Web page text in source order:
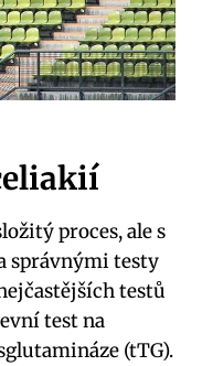
proces, ale s
správnými testy
testů
test na
(tTG).